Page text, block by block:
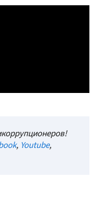
, Youtube,